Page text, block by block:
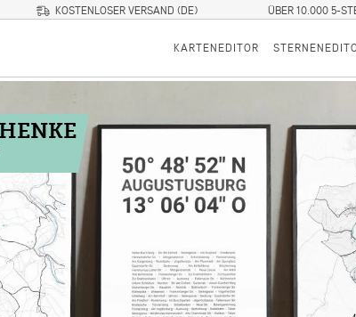
KOSTENLOSER VERSAND (DE) ÜBER 10.000 5-
KARTENEDITOR